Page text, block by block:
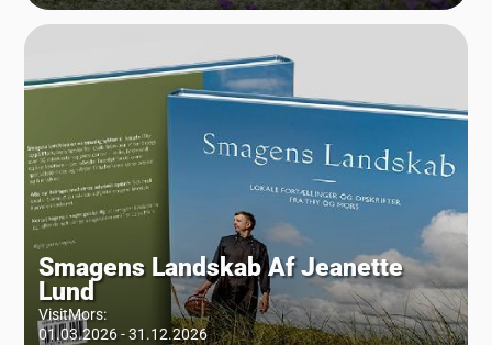
Smagens Landskab Af Jeanette
Lund
VisitMors:
01.03.2026 - 31.12.2026